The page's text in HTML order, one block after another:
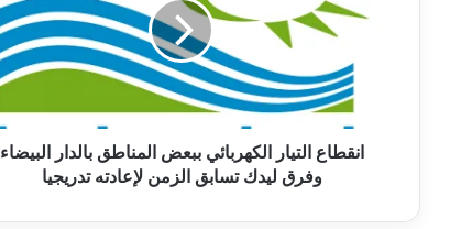
ببعض
المناطق
البيضاء
تسابق
تدريجيا
انقطاع التيار الكهربائي ببعض المناطق بالدار البيضاء
وفرق ليدك تسابق الزمن لإعادته تدريجيا